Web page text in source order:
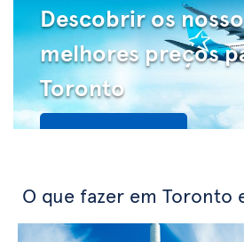
Descobrir os
melhores preços
Toronto
Veja as ofertas
O que fazer em Toronto